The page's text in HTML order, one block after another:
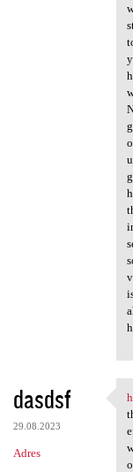
dasdsf
29.08.2023
Adres